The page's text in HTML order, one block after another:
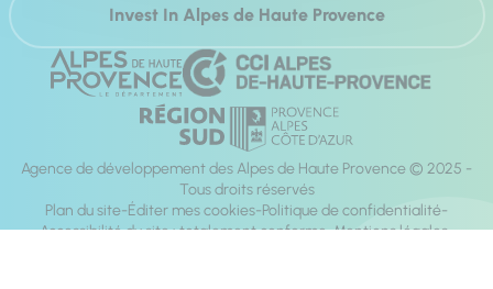
Invest In Alpes de Haute Provence
Agence de développement des Alpes de Haute Provence © 2025 -
Tous droits réservés
Plan du site Éditer mes cookies Politique de confidentialité
Accessibilité du site : totalement conforme Mentions légales